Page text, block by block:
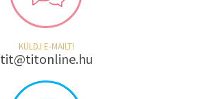
KÜLDJ E-MAILT!
tit@titonline.hu